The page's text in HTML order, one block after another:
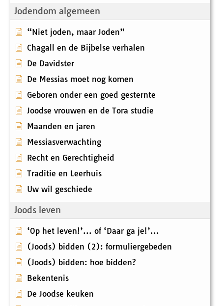
Jodendom algemeen
“Niet joden, maar Joden”
Chagall en de Bijbelse verhalen
De Davidster
De Messias moet nog komen
Geboren onder een goed gesternte
Joodse vrouwen en de Tora studie
Maanden en jaren
Messiasverwachting
Recht en Gerechtigheid
Traditie en Leerhuis
Uw wil geschiede
Joods leven
‘Op het leven!’... of ‘Daar ga je!’...
(Joods) bidden (2): formuliergebeden
(Joods) bidden: hoe bidden?
Bekentenis
De Joodse keuken